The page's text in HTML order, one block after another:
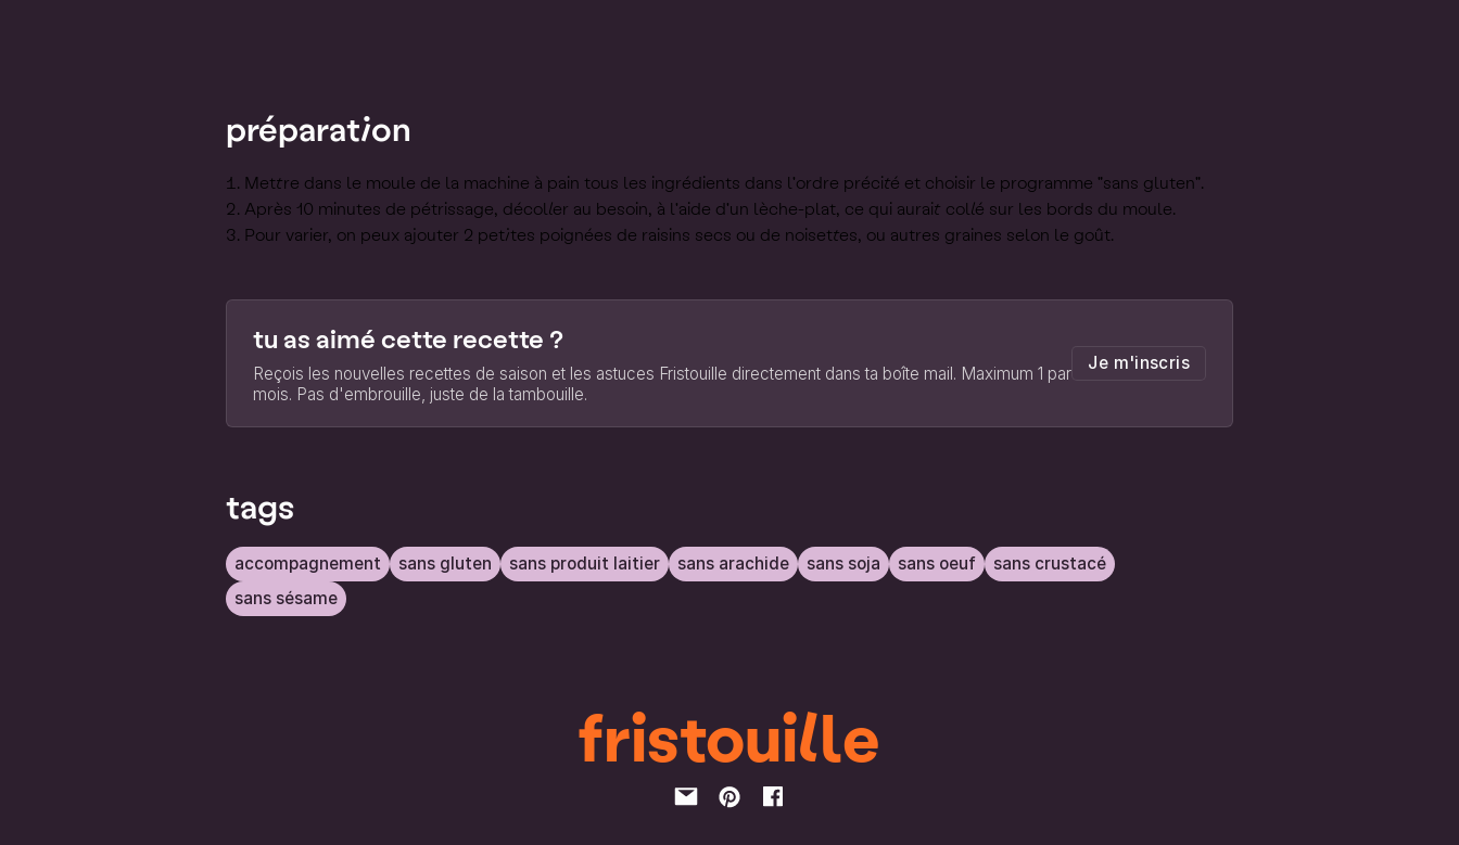
préparation
Mettre dans le moule de la machine à pain tous les ingrédients dans l'ordre précité et choisir le programme "sans gluten".
Après 10 minutes de pétrissage, décoller au besoin, à l'aide d'un lèche-plat, ce qui aurait collé sur les bords du moule.
Pour varier, on peux ajouter 2 petites poignées de raisins secs ou de noisettes, ou autres graines selon le goût.
tu as aimé cette recette ?
Reçois les nouvelles recettes de saison et les astuces Fristouille directement dans ta boîte mail. Maximum 1 par
mois. Pas d'embrouille, juste de la tambouille.
Je m'inscris
tags
accompagnement sans gluten sans produit laitier sans arachide sans soja sans oeuf
sans crustacé
sans sésame
fristouille